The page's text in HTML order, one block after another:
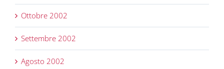
Ottobre 2002
Settembre 2002
Agosto 2002